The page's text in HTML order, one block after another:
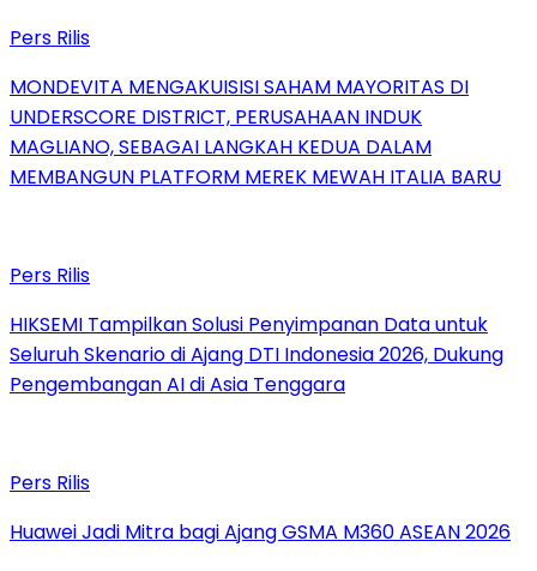
Pers Rilis
MONDEVITA MENGAKUISISI SAHAM MAYORITAS DI
UNDERSCORE DISTRICT, PERUSAHAAN INDUK
MAGLIANO, SEBAGAI LANGKAH KEDUA DALAM
MEMBANGUN PLATFORM MEREK MEWAH ITALIA BARU
Pers Rilis
HIKSEMI Tampilkan Solusi Penyimpanan Data untuk
Seluruh Skenario di Ajang DTI Indonesia 2026, Dukung
Pengembangan AI di Asia Tenggara
Pers Rilis
Huawei Jadi Mitra bagi Ajang GSMA M360 ASEAN 2026